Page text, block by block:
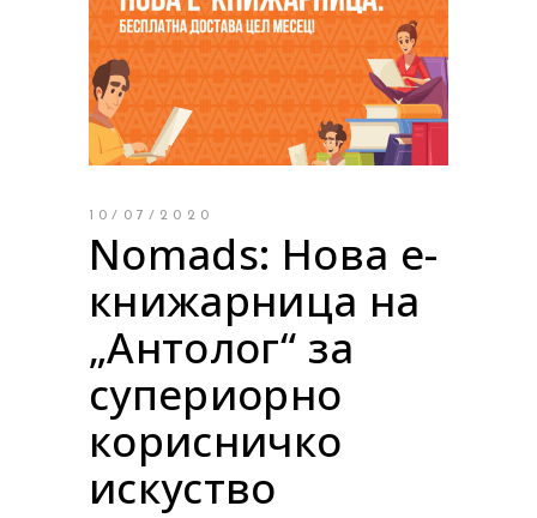
10/07/2020
Nomads: Нова е-
книжарница на
„Антолог“ за
супериорно
корисничко
искуство